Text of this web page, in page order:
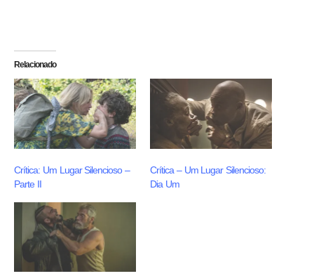
Relacionado
Crítica: Um Lugar Silencioso –
Parte II
Crítica – Um Lugar Silencioso:
Dia Um